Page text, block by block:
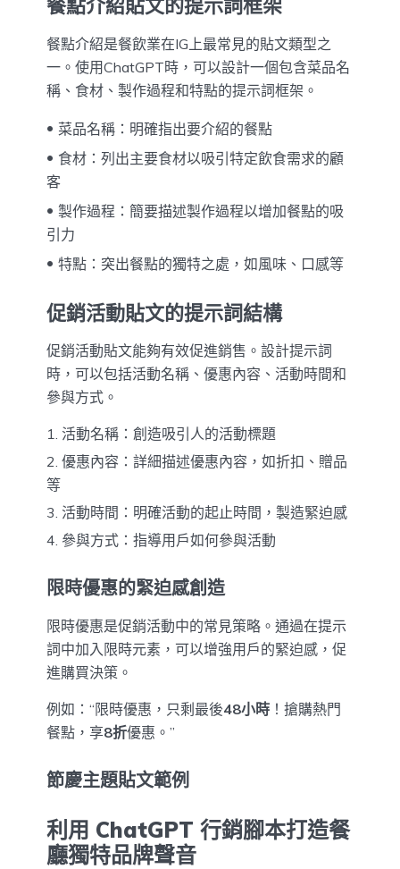
餐點介紹貼文的提示詞框架
餐點介紹是餐飲業在IG上最常見的貼文類型之
一。使用ChatGPT時，可以設計一個包含菜品名
稱、食材、製作過程和特點的提示詞框架。
菜品名稱：明確指出要介紹的餐點
食材：列出主要食材以吸引特定飲食需求的顧
客
製作過程：簡要描述製作過程以增加餐點的吸
引力
特點：突出餐點的獨特之處，如風味、口感等
促銷活動貼文的提示詞結構
促銷活動貼文能夠有效促進銷售。設計提示詞
時，可以包括活動名稱、優惠內容、活動時間和
參與方式。
活動名稱：創造吸引人的活動標題
優惠內容：詳細描述優惠內容，如折扣、贈品
等
活動時間：明確活動的起止時間，製造緊迫感
參與方式：指導用戶如何參與活動
限時優惠的緊迫感創造
限時優惠是促銷活動中的常見策略。通過在提示
詞中加入限時元素，可以增強用戶的緊迫感，促
進購買決策。
例如：“限時優惠，只剩最後48小時 ！搶購熱門
餐點，享8折優惠。”
節慶主題貼文範例
利用 ChatGPT 行銷腳本打造餐
廳獨特品牌聲音